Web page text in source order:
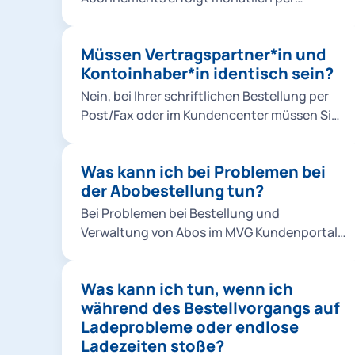
aktuellen Monat zum Monatsersten.
Müssen Vertragspartner*in und
Kontoinhaber*in identisch sein?
Nein, bei Ihrer schriftlichen Bestellung per
Post/Fax oder im Kundencenter müssen Sie
Online-Bestellung müssen
Vertragspartner*in und Kontoinhaber*in
nicht identisch sein.
Was kann ich bei Problemen bei
der Abobestellung tun?
Bei Problemen bei Bestellung und
Verwaltung von Abos im MVG Kundenportal
noch bestellbar ist. Für Deutschlandticket,
Ermäßigungsticket und alle MVV Abos
gilt: Eine Bestellung ist bis zum 10.
Kalendertag des laufenden Monats möglich.
Was kann ich tun, wenn ich
während des Bestellvorgangs auf
Ladeprobleme oder endlose
Ladezeiten stoße?